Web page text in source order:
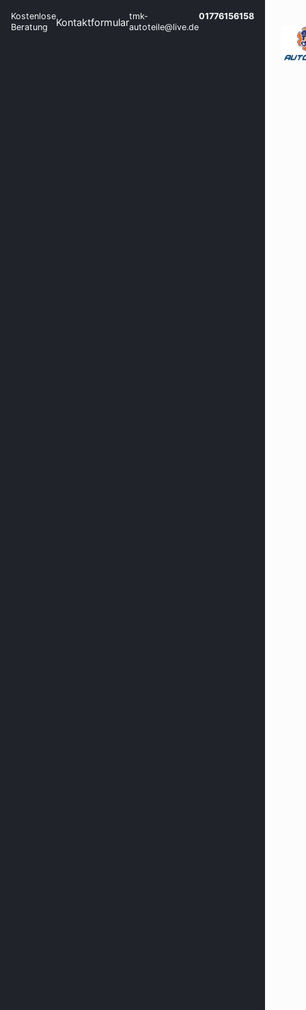
Kostenlose
Beratung
Kontaktformulartmk-
autoteile@live.de
01776156158